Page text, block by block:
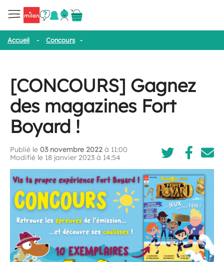
Accueil - Concours -
[CONCOURS] Gagnez
des magazines Fort
Boyard !
Publié le 03 novembre 2022 à 11:00
Modifié le 18 janvier 2023 à 14:54